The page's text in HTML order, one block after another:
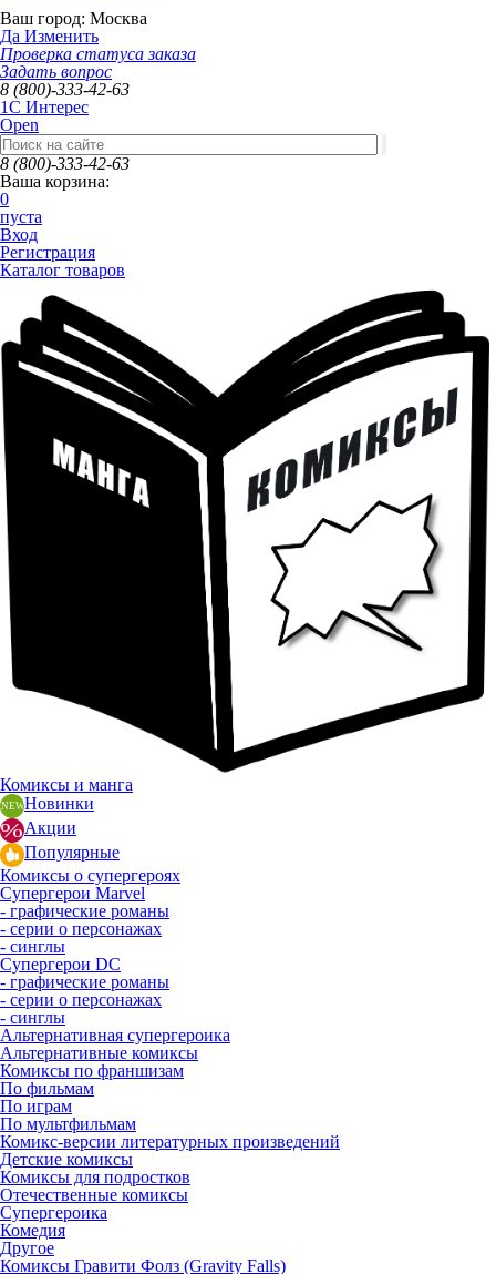
Ваш город: Москва
Да Изменить
Проверка статуса заказа
Задать вопрос
8 (800)-333-42-63
1C Интерес
Open
8 (800)-333-42-63
Ваша корзина:
0
пуста
Вход
Регистрация
Каталог товаров
Комиксы и манга
Новинки
Акции
Популярные
Комиксы о супергероях
Супергерои Marvel
- графические романы
- серии о персонажах
- синглы
Супергерои DC
- графические романы
- серии о персонажах
- синглы
Альтернативная супергероика
Альтернативные комиксы
Комиксы по франшизам
По фильмам
По играм
По мультфильмам
Комикс-версии литературных произведений
Детские комиксы
Комиксы для подростков
Отечественные комиксы
Супергероика
Комедия
Другое
Комиксы Гравити Фолз (Gravity Falls)